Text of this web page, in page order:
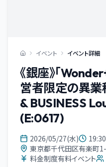
イベント イベント詳細
《銀座》「
営者限定の異業
& BUSINESS
(E:0617)
2026/05/27(水)
東京都千代田区有楽町
料金制度有料イベント